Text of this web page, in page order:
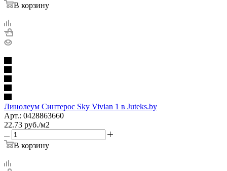
В корзину
Линолеум Синтерос Sky Vivian 1 в Juteks.by
Арт.: 0428863660
22.73 руб./м2
В корзину